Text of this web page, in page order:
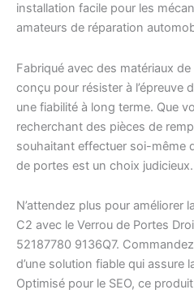
installation facile pour les
amateurs de réparation
Fabriqué avec des matériaux
conçu pour résister à l’épreuve
une fiabilité à long terme. Que
recherchant des pièces de
souhaitant effectuer soi-même
de portes est un choix judicieux.
N’attendez plus pour améliorer
C2 avec le Verrou de Portes
52187780 9136Q7.
d’une solution fiable qui assure
Optimisé pour le SEO, ce